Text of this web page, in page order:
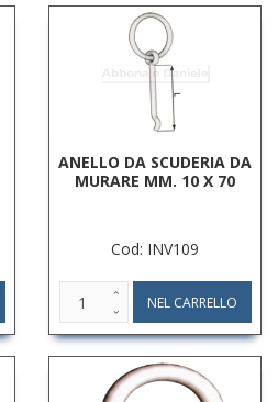
ANELLO DA SCUDERIA DA
MURARE MM. 10 X 70
Cod: INV109